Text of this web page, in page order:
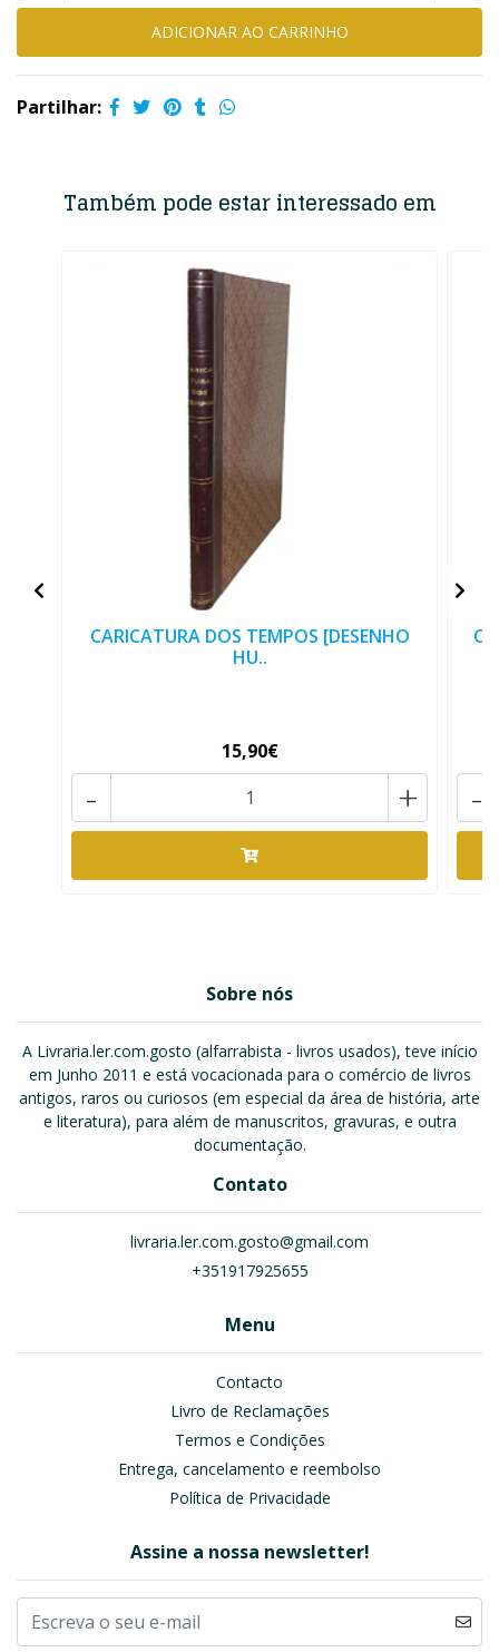
Partilhar:
Também pode estar interessado em
CARICATURA DOS TEMPOS [DESENHO
HU..
15,90€
+
- -
Sobre nós
A Livraria.ler.com.gosto (alfarrabista - livros usados), teve início
em Junho 2011 e está vocacionada para o comércio de livros
antigos, raros ou curiosos (em especial da área de história, arte
e literatura), para além de manuscritos, gravuras, e outra
documentação.
Contato
livraria.ler.com.gosto@gmail.com
+351917925655
Menu
Contacto
Livro de Reclamações
Termos e Condições
Entrega, cancelamento e reembolso
Política de Privacidade
Assine a nossa newsletter!